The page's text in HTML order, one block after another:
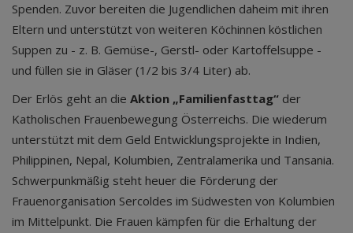
Spenden. Zuvor bereiten die Jugendlichen daheim mit ihren
Eltern und unterstützt von weiteren Köchinnen köstlichen
Suppen zu - z. B. Gemüse-, Gerstl- oder Kartoffelsuppe -
und füllen sie in Gläser (1/2 bis 3/4 Liter) ab.
Der Erlös geht an die Aktion „Familienfasttag“ der
Katholischen Frauenbewegung Österreichs. Die wiederum
unterstützt mit dem Geld Entwicklungsprojekte in Indien,
Philippinen, Nepal, Kolumbien, Zentralamerika und Tansania.
Schwerpunkmäßig steht heuer die Förderung der
Frauenorganisation Sercoldes im Südwesten von Kolumbien
im Mittelpunkt. Die Frauen kämpfen für die Erhaltung der